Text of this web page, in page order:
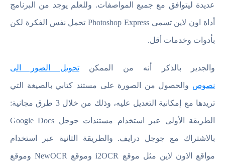
عديدة ليتوافق مع جميع المواصفات. وللعلم يوجد من البرنامج
أداة اون لاين تسمى Photoshop Express تحمل نفس الفكرة لكن
بأدوات وخدمات أقل.
والجدير بالذكر أنه من الممكنتحويل الصور الى
نصوص والحصول من الصورة على مستند كتابي بالصيغة التي
تريدها مع إمكانية التعديل عليه، وذلك من خلال 3 طرق مجانية:
الطريقة الأولى عبر استخدام مستندات جوجل Google Docs
بالاشتراك مع جوجل درايف. والطريقة الثانية عبر استخدام
مواقع الاون لاين مثل موقع i2OCR وموقع NewOCR وموقع